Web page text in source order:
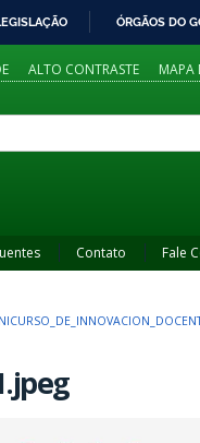
ÓRGÃOS DO
ALTO CONTRASTE MAPA
Contato Fale